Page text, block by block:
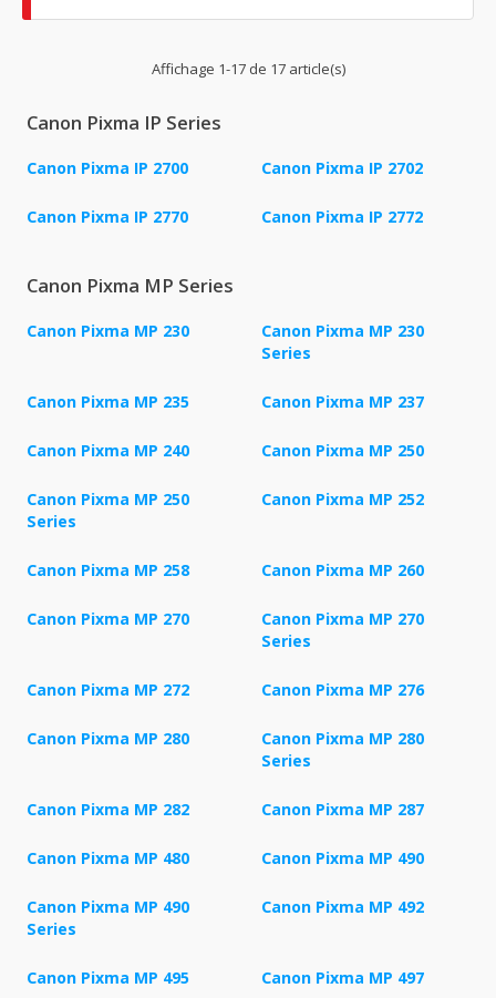
Affichage 1-17 de 17 article(s)
Canon Pixma IP Series
Canon Pixma IP 2700 Canon Pixma IP 2702
Canon Pixma IP 2770 Canon Pixma IP 2772
Canon Pixma MP Series
Canon Pixma MP 230
Canon Pixma MP 230
Series
Canon Pixma MP 235 Canon Pixma MP 237
Canon Pixma MP 240 Canon Pixma MP 250
Canon Pixma MP 250
Series
Canon Pixma MP 252
Canon Pixma MP 258 Canon Pixma MP 260
Canon Pixma MP 270
Canon Pixma MP 270
Series
Canon Pixma MP 272 Canon Pixma MP 276
Canon Pixma MP 280
Canon Pixma MP 280
Series
Canon Pixma MP 282 Canon Pixma MP 287
Canon Pixma MP 480 Canon Pixma MP 490
Canon Pixma MP 490
Series
Canon Pixma MP 492
Canon Pixma MP 495 Canon Pixma MP 497